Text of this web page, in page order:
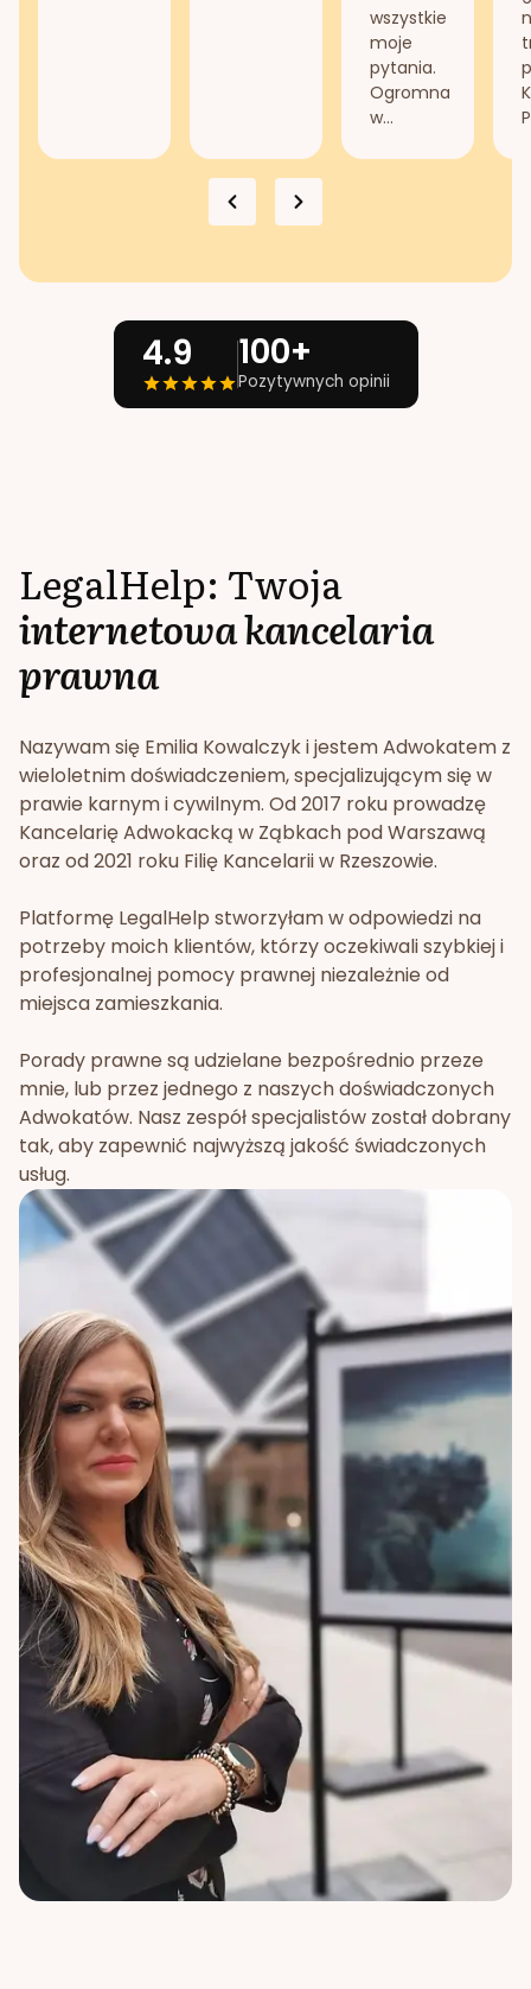
wszystkie
moje
pytania.
Ogromna
w...
4.9 100+
Pozytywnych opinii
LegalHelp: Twoja
internetowa kancelaria
prawna
Nazywam się Emilia Kowalczyk i jestem Adwokatem z
wieloletnim doświadczeniem, specjalizującym się w
prawie karnym i cywilnym. Od 2017 roku prowadzę
Kancelarię Adwokacką w Ząbkach pod Warszawą
oraz od 2021 roku Filię Kancelarii w Rzeszowie.
Platformę LegalHelp stworzyłam w odpowiedzi na
potrzeby moich klientów, którzy oczekiwali szybkiej i
profesjonalnej pomocy prawnej niezależnie od
miejsca zamieszkania.
Porady prawne są udzielane bezpośrednio przeze
mnie, lub przez jednego z naszych doświadczonych
Adwokatów. Nasz zespół specjalistów został dobrany
tak, aby zapewnić najwyższą jakość świadczonych
usług.